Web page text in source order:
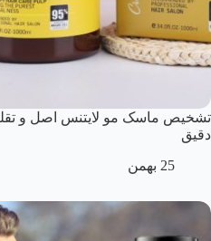
تشخیص ماسک مو لایتنس اصل و
دقیق
25 بهمن